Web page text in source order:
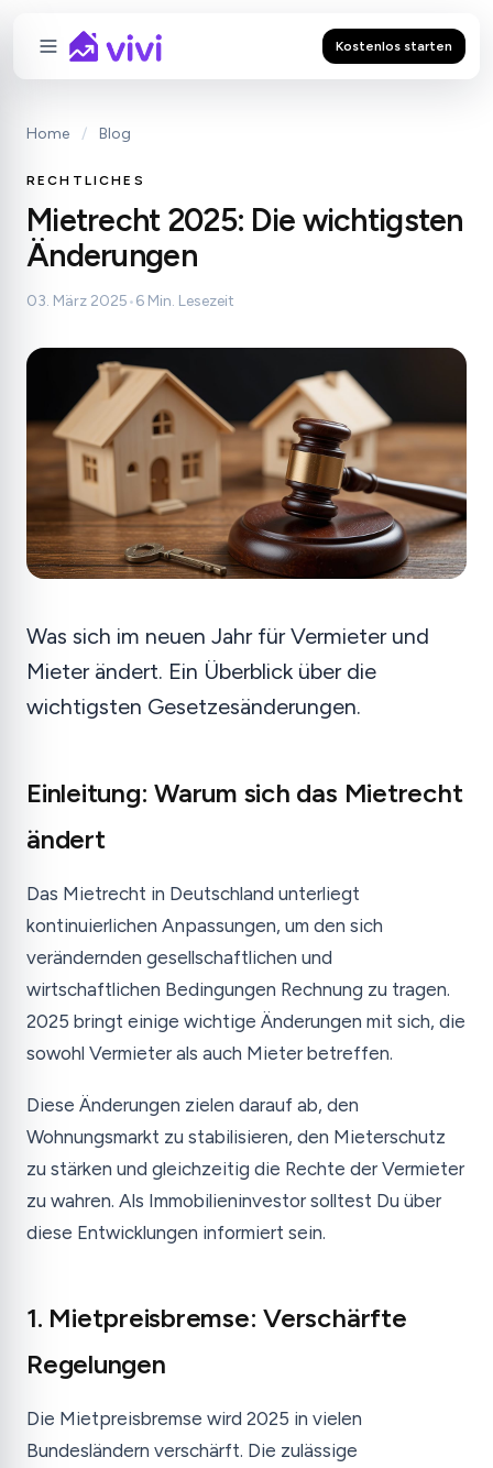
Kostenlos starten
Home / Blog
RECHTLICHES
Mietrecht 2025: Die wichtigsten
Änderungen
03. März 2025•6 Min. Lesezeit
Was sich im neuen Jahr für Vermieter und
Mieter ändert. Ein Überblick über die
wichtigsten Gesetzesänderungen.
Einleitung: Warum sich das Mietrecht
ändert
Das Mietrecht in Deutschland unterliegt
kontinuierlichen Anpassungen, um den sich
verändernden gesellschaftlichen und
wirtschaftlichen Bedingungen Rechnung zu tragen.
2025 bringt einige wichtige Änderungen mit sich, die
sowohl Vermieter als auch Mieter betreffen.
Diese Änderungen zielen darauf ab, den
Wohnungsmarkt zu stabilisieren, den Mieterschutz
zu stärken und gleichzeitig die Rechte der Vermieter
zu wahren. Als Immobilieninvestor solltest Du über
diese Entwicklungen informiert sein.
1. Mietpreisbremse: Verschärfte
Regelungen
Die Mietpreisbremse wird 2025 in vielen
Bundesländern verschärft. Die zulässige